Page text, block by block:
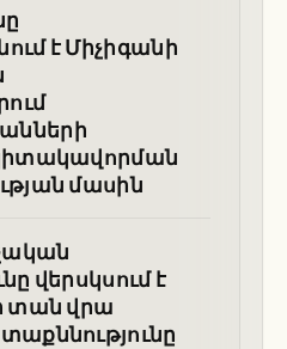
է Միչիգանի
մասին
վերսկսում է
տան վրա